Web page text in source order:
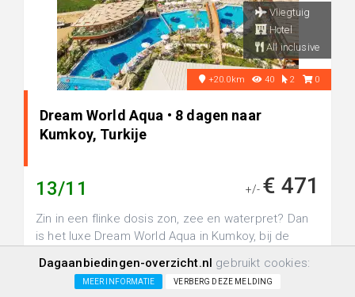
Vliegtuig
Hotel
All inclusive
+20.0km 40 2 0
Dream World Aqua • 8 dagen naar
Kumkoy, Turkije
13/11 +/- € 471
Zin in een flinke dosis zon, zee en waterpret? Dan
is het luxe Dream World Aqua in Kumkoy, bij de
Dagaanbiedingen-overzicht.nl gebruikt cookies:
MEER INFORMATIE VERBERG DEZE MELDING